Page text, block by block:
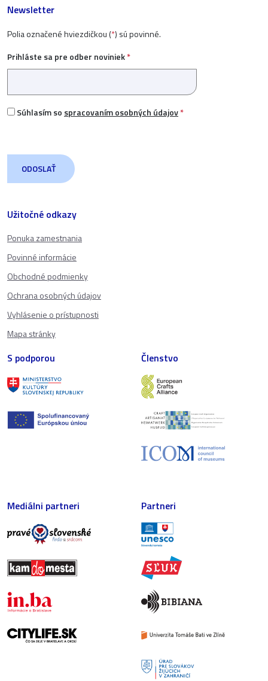
Užitočné odkazy
Ponuka zamestnania
Povinné informácie
Obchodné podmienky
Ochrana osobných údajov
Vyhlásenie o prístupnosti
Mapa stránky
Newsletter
Polia označené hviezdičkou (*) sú povinné.
Prihláste sa pre odber noviniek*
Súhlasím so spracovaním osobných údajov*
S podporou Členstvo
Mediálni partneri Partneri